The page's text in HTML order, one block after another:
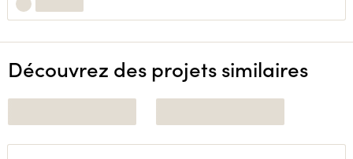
Découvrez des projets similaires